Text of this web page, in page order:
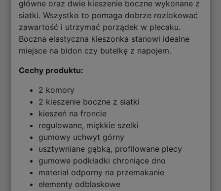
główne oraz dwie kieszenie boczne wykonane z
siatki. Wszystko to pomaga dobrze rozlokować
zawartość i utrzymać porządek w plecaku.
Boczna elastyczna kieszonka stanowi idealne
miejsce na bidon czy butelkę z napojem.
Cechy produktu:
2 komory
2 kieszenie boczne z siatki
kieszeń na froncie
regulowane, miękkie szelki
gumowy uchwyt górny
usztywniane gąbką, profilowane plecy
gumowe podkładki chroniące dno
materiał odporny na przemakanie
elementy odblaskowe